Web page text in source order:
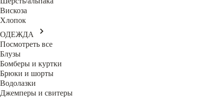
Вискоза
Хлопок
ОДЕЖДА
Посмотреть все
Блузы
Бомберы и куртки
Брюки и шорты
Водолазки
Джемперы и свитеры